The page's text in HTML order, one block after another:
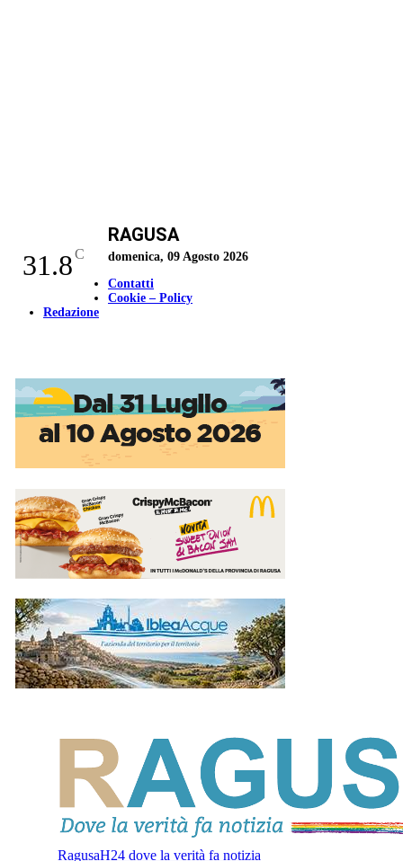
31.8C
RAGUSA
domenica, 09 Agosto 2026
Contatti
Cookie – Policy
Redazione
RagusaH24 dove la verità fa notizia